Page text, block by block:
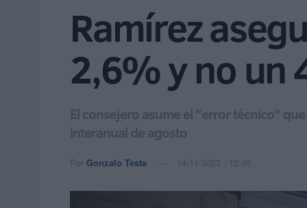
Ramírez
2,6% y no un
El consejero asume el "error técnico"
interanual de agosto
Por Gonzalo Testa 14/11/2023 - 12:40